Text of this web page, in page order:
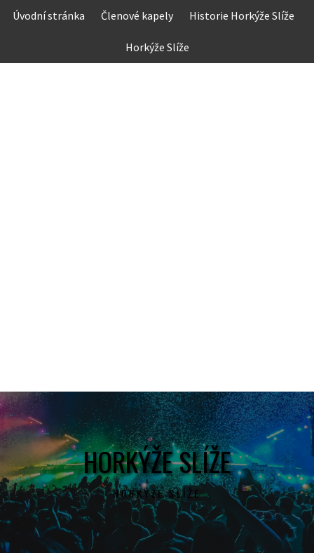
Skip
Úvodní stránka Členové kapely Historie Horkýže Slíže
Horkýže Slíže
HORKÝŽE SLÍŽE
HORKÝŽE SLÍŽE